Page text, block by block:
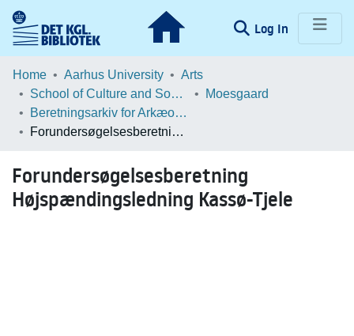
Log In (current)
Communities & Collections
Statistics
Home Aarhus University
Arts
School of Culture and Society
Moesgaard
Beretningsarkiv for Arkæologiske Undersøgelser
Forundersøgelsesberetning Højspændingsledning Kassø-Tjele
Forundersøgelsesberetning
Højspændingsledning Kassø-Tjele